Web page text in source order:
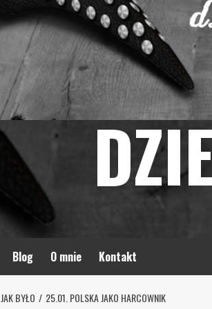
Blog O mnie Kontakt
JAK BYŁO 25.01. POLSKA JAKO HARCOWNIK